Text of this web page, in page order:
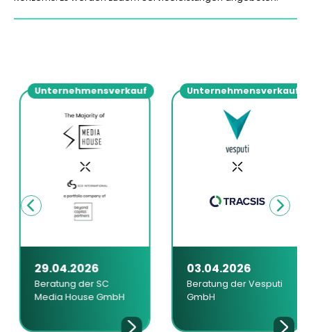
Unternehmensverkauf
29.04.2026
Beratung der SC
Media House GmbH
Unternehmensverkauf
03.04.2026
Beratung der Vesputi
GmbH